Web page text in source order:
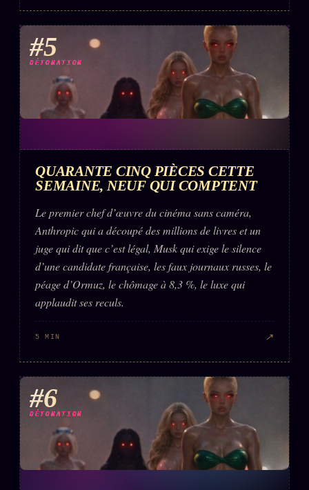
#5
DÉTONATION
QUARANTE CINQ PIÈCES CETTE
SEMAINE, NEUF QUI COMPTENT
Le premier chef d’œuvre du cinéma sans caméra,
Anthropic qui a découpé des millions de livres et un
juge qui dit que c’est légal, Musk qui exige le silence
d’une candidate française, les faux journaux russes, le
péage d’Ormuz, le chômage à 8,3 %, le luxe qui
applaudit ses reculs.
5 MIN ↗
#6
DÉTONATION